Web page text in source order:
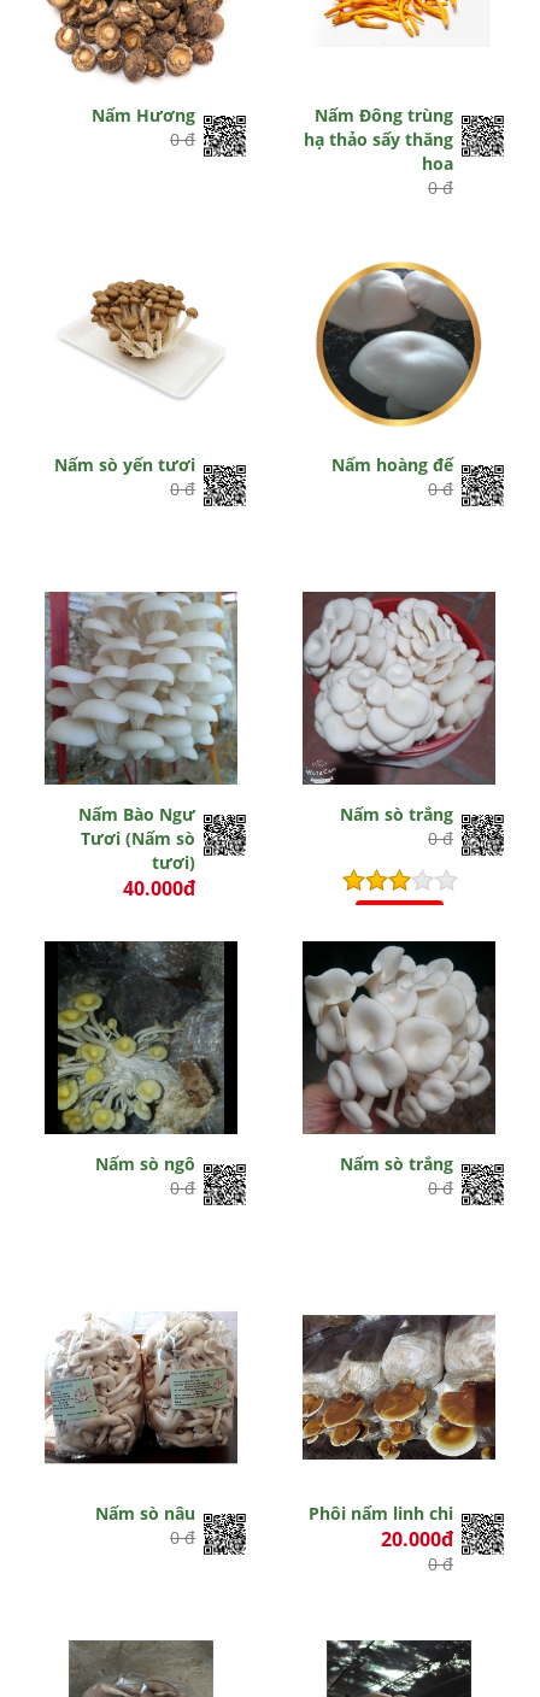
Nấm Hương
0 đ
Nấm Đông trùng
hạ thảo sấy thăng
hoa
0 đ
Nấm sò yến tươi
0 đ
Nấm hoàng đế
0 đ
Nấm Bào Ngư
Tươi (Nấm sò
tươi)
40.000đ
Hết hiệu lực
Nấm sò trắng
0 đ
Nấm sò ngô
0 đ
Nấm sò trắng
0 đ
Nấm sò nâu
0 đ
Phôi nấm linh chi
20.000đ
0 đ